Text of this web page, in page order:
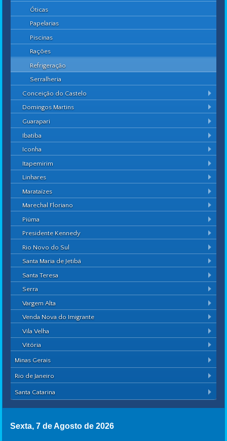
Óticas
Papelarias
Piscinas
Rações
Refrigeração
Serralheria
Conceição do Castelo
Domingos Martins
Guarapari
Ibatiba
Iconha
Itapemirim
Linhares
Marataízes
Marechal Floriano
Piúma
Presidente Kennedy
Rio Novo do Sul
Santa Maria de Jetibá
Santa Teresa
Serra
Vargem Alta
Venda Nova do Imigrante
Vila Velha
Vitória
Minas Gerais
Rio de Janeiro
Santa Catarina
Sexta, 7 de Agosto de 2026